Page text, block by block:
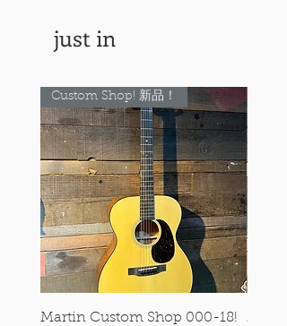
just in
Custom Shop! 新品！
Martin Custom Shop 000-18!